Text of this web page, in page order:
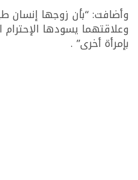
وأضافت: “بأن زوجها إنسان
وعلاقتهما يسودها
بإمرأة أخرى” .